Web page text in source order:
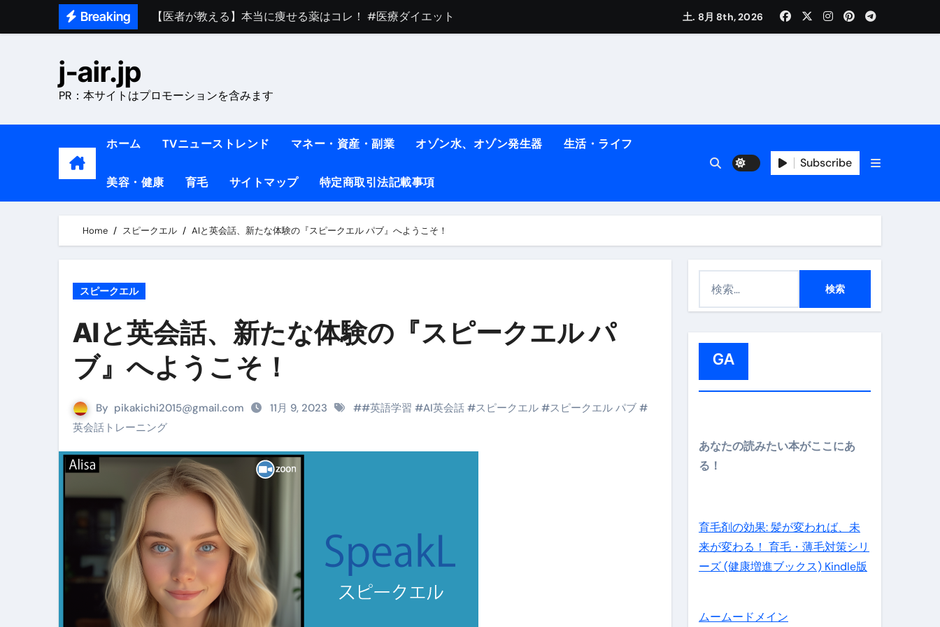
Breaking
【医者が教える】本当に痩せる薬はコレ！ #医療ダイエット
【医者が解説】このふくらはぎ痩せ本当に効果ある？ #エクササイズ
【ダイエット迷子必見】38歳人生最後のダイエット、食事はこれからやりました！【あすけん活用術】
【1日ダイエットルーティン】運動なしで2ヶ月で10kg減量した、私の痩せる9つの習慣 | レシピ付き | ダイエット中の食事
リサイクル業者の無料回収・無料査定は危険？情報収集との関係と見分け方を解説
Cookie同意管理ツール「STRIGHT」取り扱い開始＆リリース記念キャンペーン【ムームードメイン】
金融ブラックでも毎日「ビットコイン」がもらえる超お得アプリ
【輸入消費税】輸入に消費税はかかるのか？勘定科目・仕訳・申告書記載方法
この動画は国にすぐ消されます。これが日本が残念な国になった理由です。国民は●●をしないとこの先さらに貧しくなります。【 竹花貴騎 切り抜き 会社員
意外にありえる？日経平均40000円を妄想シナリオ検証してみた！ズボラ株投資
アフィリエイト【稼げるキーワード】一覧※YouTubeブログSNS共通
【必見】融資受けるなら”コレ”を確実に取り組むべき！ #shorts
弁護士が教える「投資詐欺」に引っかからないための方法 #投資詐欺 #詐欺 #弁護士 #法律
【PR】フリーランス必見！入金前の売上をすぐに現金で受け取る方法
【2023年最新】金融ブラックでも可能な資金調達法3選！#shorts
個人事業主は銀行から融資を受けるとリスクが高い #shorts
土. 8月 8th, 2026
j-air.jp
PR：本サイトはプロモーションを含みます
ホーム TVニューストレンド マネー・資産・副業 オゾン水、オゾン発生器 生活・ライフ
美容・健康 育毛 サイトマップ 特定商取引法記載事項
Subscribe
Home スピークエル AIと英会話、新たな体験の『スピークエル パブ』へようこそ！
スピークエル
AIと英会話、新たな体験の『スピークエル パ
ブ』へようこそ！
By pikakichi2015@gmail.com 11月 9, 2023 ##英語学習 #AI英会話 #スピークエル #スピークエル パブ #
英会話トレーニング
GA
あなたの読みたい本がここにあ
る！
育毛剤の効果: 髪が変われば、未
来が変わる！ 育毛・薄毛対策シリ
ーズ (健康増進ブックス) Kindle版
ムームードメイン